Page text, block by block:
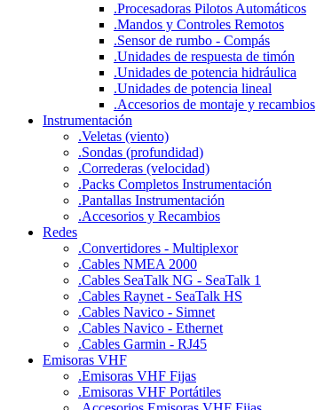
.Procesadoras Pilotos Automáticos
.Mandos y Controles Remotos
.Sensor de rumbo - Compás
.Unidades de respuesta de timón
.Unidades de potencia hidráulica
.Unidades de potencia lineal
.Accesorios de montaje y recambios
Instrumentación
.Veletas (viento)
.Sondas (profundidad)
.Correderas (velocidad)
.Packs Completos Instrumentación
.Pantallas Instrumentación
.Accesorios y Recambios
Redes
.Convertidores - Multiplexor
.Cables NMEA 2000
.Cables SeaTalk NG - SeaTalk 1
.Cables Raynet - SeaTalk HS
.Cables Navico - Simnet
.Cables Navico - Ethernet
.Cables Garmin - RJ45
Emisoras VHF
.Emisoras VHF Fijas
.Emisoras VHF Portátiles